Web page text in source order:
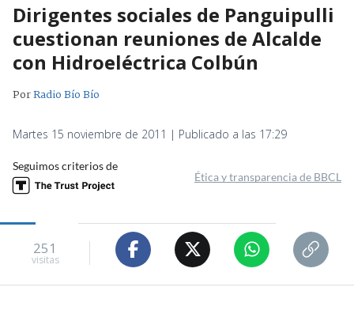
Dirigentes sociales de Panguipulli
cuestionan reuniones de Alcalde
con Hidroeléctrica Colbún
PorRadio Bío Bío
Martes 15 noviembre de 2011 | Publicado a las 17:29
Seguimos criterios de
Ética y transparencia de BBCL
251
visitas